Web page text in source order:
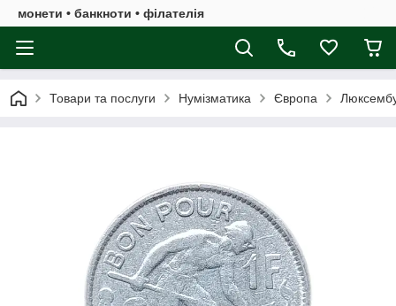
монети • банкноти • філателія
Товари та послуги Нумізматика Європа